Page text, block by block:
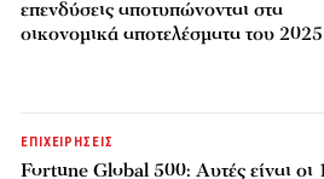
επενδύσεις αποτυπώνονται στα
οικονομικά αποτελέσματα του 2025
ΕΠΙΧΕΙΡΗΣΕΙΣ
Fortune Global 500: Αυτές είναι οι